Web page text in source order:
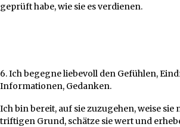
geprüft habe, wie sie es verdienen.
6. Ich begegne liebevoll den Gefühlen,
Informationen, Gedanken.
Ich bin bereit, auf sie zuzugehen, weise sie
triftigen Grund, schätze sie wert und